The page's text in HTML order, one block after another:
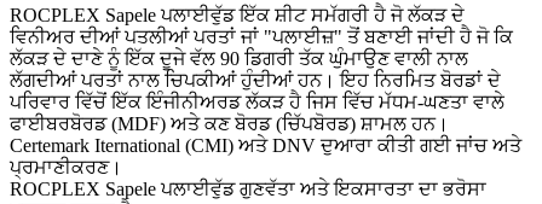
ROCPLEX Sapele ਪਲਾਈਵੁੱਡ ਇੱਕ ਸ਼ੀਟ ਸਮੱਗਰੀ ਹੈ ਜੋ ਲੱਕੜ ਦੇ
ਵਿਨੀਅਰ ਦੀਆਂ ਪਤਲੀਆਂ ਪਰਤਾਂ ਜਾਂ "ਪਲਾਈਜ਼" ਤੋਂ ਬਣਾਈ ਜਾਂਦੀ ਹੈ ਜੋ ਕਿ
ਲੱਕੜ ਦੇ ਦਾਣੇ ਨੂੰ ਇੱਕ ਦੂਜੇ ਵੱਲ 90 ਡਿਗਰੀ ਤੱਕ ਘੁੰਮਾਉਣ ਵਾਲੀ ਨਾਲ
ਲੱਗਦੀਆਂ ਪਰਤਾਂ ਨਾਲ ਚਿਪਕੀਆਂ ਹੁੰਦੀਆਂ ਹਨ। ਇਹ ਨਿਰਮਿਤ ਬੋਰਡਾਂ ਦੇ
ਪਰਿਵਾਰ ਵਿੱਚੋਂ ਇੱਕ ਇੰਜੀਨੀਅਰਡ ਲੱਕੜ ਹੈ ਜਿਸ ਵਿੱਚ ਮੱਧਮ-ਘਣਤਾ ਵਾਲੇ
ਫਾਈਬਰਬੋਰਡ (MDF) ਅਤੇ ਕਣ ਬੋਰਡ (ਚਿੱਪਬੋਰਡ) ਸ਼ਾਮਲ ਹਨ।
Certemark Iternational (CMI) ਅਤੇ DNV ਦੁਆਰਾ ਕੀਤੀ ਗਈ ਜਾਂਚ ਅਤੇ
ਪ੍ਰਮਾਣੀਕਰਣ।
ROCPLEX Sapele ਪਲਾਈਵੁੱਡ ਗੁਣਵੱਤਾ ਅਤੇ ਇਕਸਾਰਤਾ ਦਾ ਭਰੋਸਾ